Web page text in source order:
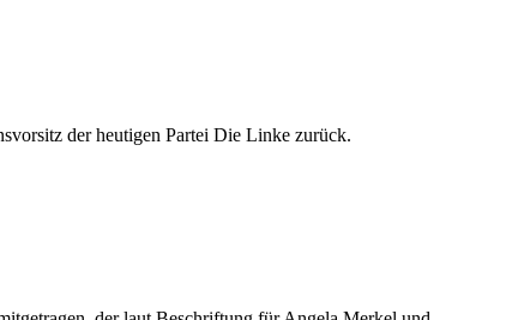
der heutigen Partei Die Linke zurück.